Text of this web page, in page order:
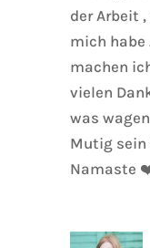
der Arbeit
mich habe
machen
vielen
was
Mutig sein
Namaste